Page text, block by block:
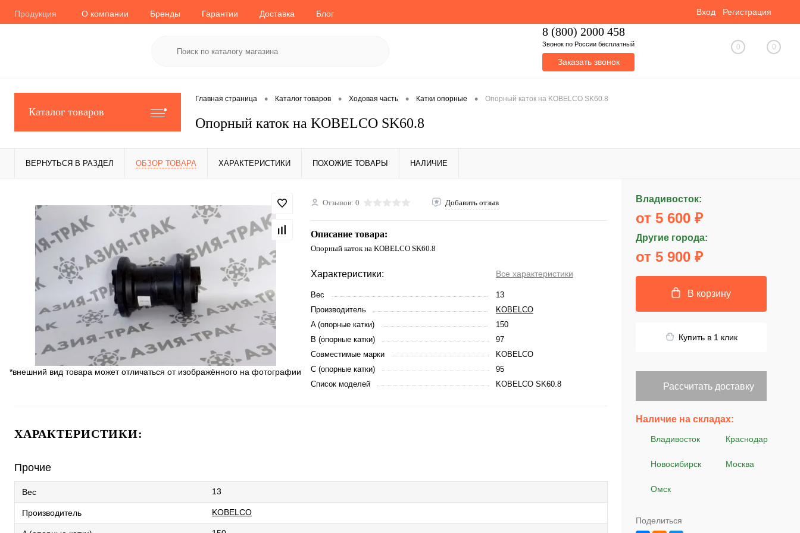
Продукция О компании Бренды Гарантии Доставка Блог Вход Регистрация
8 (800) 2000 458
Звонок по России бесплатный
Заказать звонок
0 0
Каталог товаров
Главная страница • Каталог товаров • Ходовая часть • Катки опорные • Опорный каток на KOBELCO SK60.8
Опорный каток на KOBELCO SK60.8
ВЕРНУТЬСЯ В РАЗДЕЛ ОБЗОР ТОВАРА ХАРАКТЕРИСТИКИ ПОХОЖИЕ ТОВАРЫ НАЛИЧИЕ
*внешний вид товара может отличаться от изображённого на фотографии
Отзывов: 0 Добавить отзыв
Описание товара:
Опорный каток на KOBELCO SK60.8
Характеристики: Все характеристики
Вес
13
Производитель
KOBELCO
A (опорные катки)
150
B (опорные катки)
97
Совместимые марки
KOBELCO
C (опорные катки)
95
Список моделей
KOBELCO SK60.8
ХАРАКТЕРИСТИКИ:
Прочие
Вес 13
Производитель KOBELCO
Владивосток:
от 5 600 ₽
Другие города:
от 5 900 ₽
В корзину
Купить в 1 клик
Рассчитать доставку
Наличие на складах:
Владивосток Краснодар
Новосибирск Москва
Омск
Поделиться